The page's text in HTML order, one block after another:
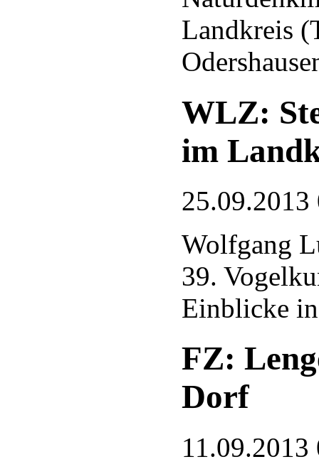
Landkreis
WLZ:
im
25.09.2013
Wolfgang
39.
Einblicke
FZ:
Dorf
11.09.2013